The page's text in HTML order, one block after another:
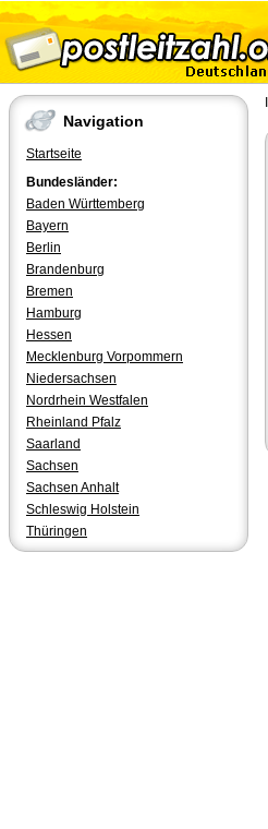
Navigation
Startseite
Bundesländer:
Baden Württemberg
Bayern
Berlin
Brandenburg
Bremen
Hamburg
Hessen
Mecklenburg Vorpommern
Niedersachsen
Nordrhein Westfalen
Rheinland Pfalz
Saarland
Sachsen
Sachsen Anhalt
Schleswig Holstein
Thüringen